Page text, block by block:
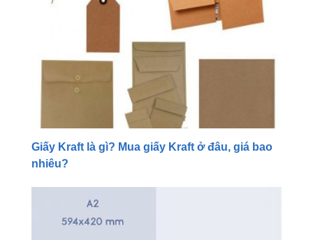
Giấy Kraft là gì? Mua giấy Kraft ở đâu, giá bao
nhiêu?